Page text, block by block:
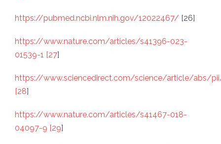
https://pubmed.ncbi.nlm.nih.gov/12022467/ [26]
https://www.nature.com/articles/s41396-023-
01539-1 [27]
https://www.sciencedirect.com/science/article/abs/
[28]
https://www.nature.com/articles/s41467-018-
04097-9 [29]